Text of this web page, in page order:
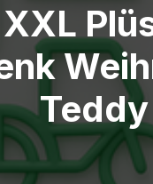
XXL